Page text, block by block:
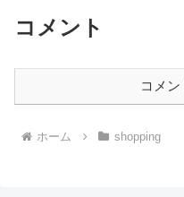
コメント
コメ
ホーム shopping